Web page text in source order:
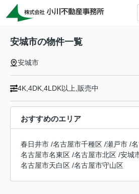
安城市の物件一覧
安城市
4K,4DK,4LDK以上,販売中
おすすめのエリア
春日井市 /名古屋市千種区 /瀬戸市 /
名古屋市名東区 /名古屋市北区 /安城
名古屋市天白区 /名古屋市守山区